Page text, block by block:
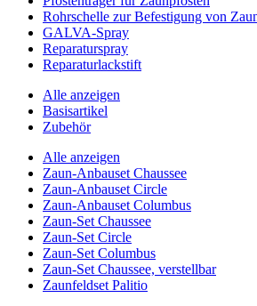
Rohrschelle zur Befestigung von
GALVA-Spray
Reparaturspray
Reparaturlackstift
Alle anzeigen
Basisartikel
Zubehör
Alle anzeigen
Zaun-Anbauset Chaussee
Zaun-Anbauset Circle
Zaun-Anbauset Columbus
Zaun-Set Chaussee
Zaun-Set Circle
Zaun-Set Columbus
Zaun-Set Chaussee, verstellbar
Zaunfeldset Palitio